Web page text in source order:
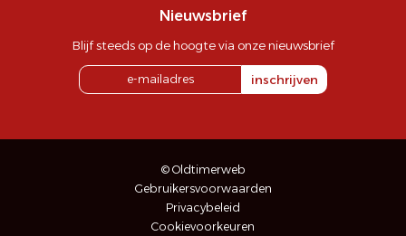
Nieuwsbrief
Blijf steeds op de hoogte via onze nieuwsbrief
inschrijven
© Oldtimerweb
Gebruikersvoorwaarden
Privacybeleid
Cookievoorkeuren